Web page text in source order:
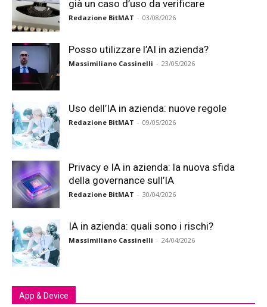
già un caso d’uso da verificare
Redazione BitMAT - 03/08/2026
Posso utilizzare l’AI in azienda?
Massimiliano Cassinelli - 23/05/2026
Uso dell’IA in azienda: nuove regole
Redazione BitMAT - 09/05/2026
Privacy e IA in azienda: la nuova sfida
della governance sull’IA
Redazione BitMAT - 30/04/2026
IA in azienda: quali sono i rischi?
Massimiliano Cassinelli - 24/04/2026
App & Device